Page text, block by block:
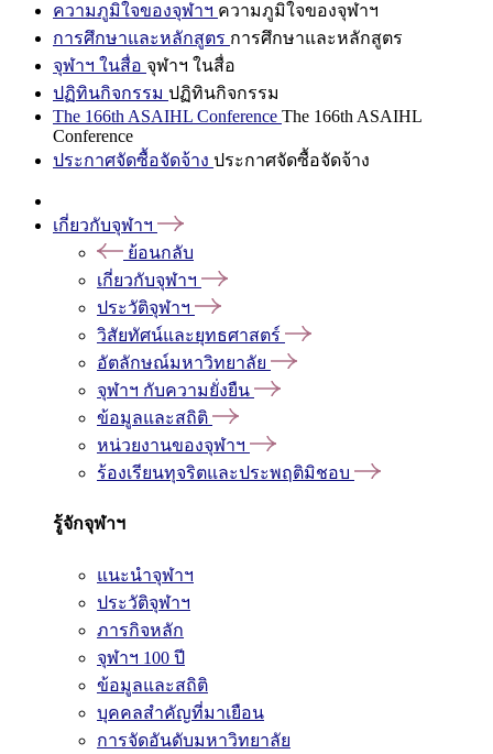
ความภูมิใจของจุฬาฯ ความภูมิใจของจุฬาฯ
การศึกษาและหลักสูตร การศึกษาและหลักสูตร
จุฬาฯ ในสื่อ จุฬาฯ ในสื่อ
ปฏิทินกิจกรรม ปฏิทินกิจกรรม
The 166th ASAIHL Conference The 166th ASAIHL
Conference
ประกาศจัดซื้อจัดจ้าง ประกาศจัดซื้อจัดจ้าง
เกี่ยวกับจุฬาฯ
ย้อนกลับ
เกี่ยวกับจุฬาฯ
ประวัติจุฬาฯ
วิสัยทัศน์และยุทธศาสตร์
อัตลักษณ์มหาวิทยาลัย
จุฬาฯ กับความยั่งยืน
ข้อมูลและสถิติ
หน่วยงานของจุฬาฯ
ร้องเรียนทุจริตและประพฤติมิชอบ
รู้จักจุฬาฯ
แนะนำจุฬาฯ
ประวัติจุฬาฯ
ภารกิจหลัก
จุฬาฯ 100 ปี
ข้อมูลและสถิติ
บุคคลสำคัญที่มาเยือน
การจัดอันดับมหาวิทยาลัย